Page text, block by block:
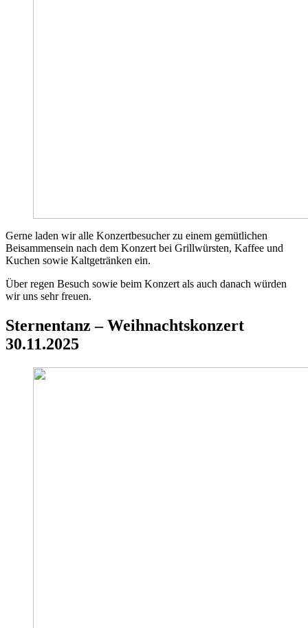
Gerne laden wir alle Konzertbesucher zu einem gemütlichen
Beisammensein nach dem Konzert bei Grillwürsten, Kaffee und
Kuchen sowie Kaltgetränken ein.
Über regen Besuch sowie beim Konzert als auch danach würden
wir uns sehr freuen.
Sternentanz – Weihnachtskonzert
30.11.2025